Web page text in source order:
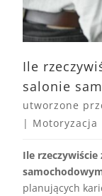
Ile
salonie
utworzone
| Motoryzacja
Ile
planujących